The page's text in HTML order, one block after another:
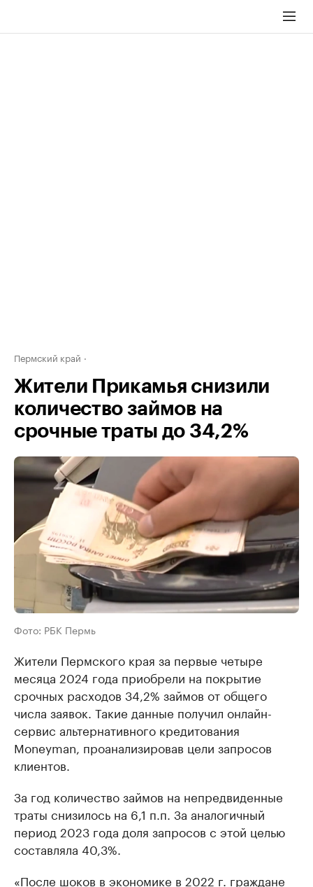
Пермский край
Жители Прикамья снизили
количество займов на
срочные траты до 34,2%
Фото: РБК Пермь
Жители Пермского края за первые четыре
месяца 2024 года приобрели на покрытие
срочных расходов 34,2% займов от общего
числа заявок. Такие данные получил онлайн-
сервис альтернативного кредитования
Moneyman, проанализировав цели запросов
клиентов.
За год количество займов на непредвиденные
траты снизилось на 6,1 п.п. За аналогичный
период 2023 года доля запросов с этой целью
составляла 40,3%.
«После шоков в экономике в 2022 г. граждане